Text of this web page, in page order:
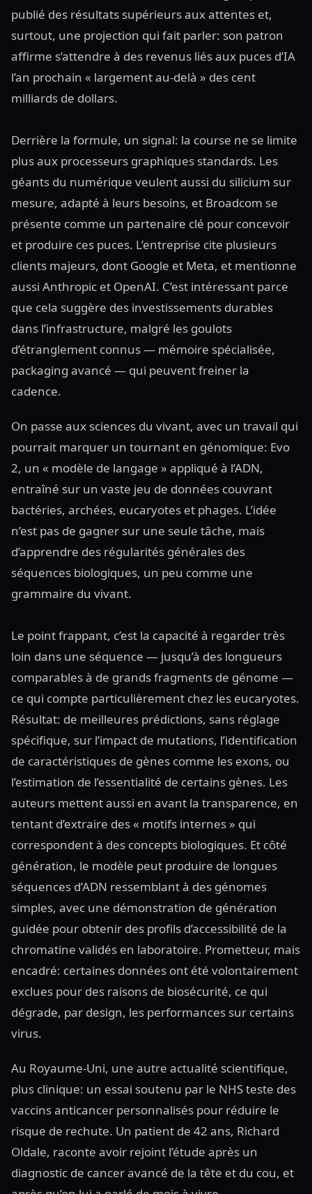
publié des résultats supérieurs aux attentes et,
surtout, une projection qui fait parler: son patron
affirme s’attendre à des revenus liés aux puces d’IA
l’an prochain « largement au-delà » des cent
milliards de dollars.
Derrière la formule, un signal: la course ne se limite
plus aux processeurs graphiques standards. Les
géants du numérique veulent aussi du silicium sur
mesure, adapté à leurs besoins, et Broadcom se
présente comme un partenaire clé pour concevoir
et produire ces puces. L’entreprise cite plusieurs
clients majeurs, dont Google et Meta, et mentionne
aussi Anthropic et OpenAI. C’est intéressant parce
que cela suggère des investissements durables
dans l’infrastructure, malgré les goulots
d’étranglement connus — mémoire spécialisée,
packaging avancé — qui peuvent freiner la
cadence.
On passe aux sciences du vivant, avec un travail qui
pourrait marquer un tournant en génomique: Evo
2, un « modèle de langage » appliqué à l’ADN,
entraîné sur un vaste jeu de données couvrant
bactéries, archées, eucaryotes et phages. L’idée
n’est pas de gagner sur une seule tâche, mais
d’apprendre des régularités générales des
séquences biologiques, un peu comme une
grammaire du vivant.
Le point frappant, c’est la capacité à regarder très
loin dans une séquence — jusqu’à des longueurs
comparables à de grands fragments de génome —
ce qui compte particulièrement chez les eucaryotes.
Résultat: de meilleures prédictions, sans réglage
spécifique, sur l’impact de mutations, l’identification
de caractéristiques de gènes comme les exons, ou
l’estimation de l’essentialité de certains gènes. Les
auteurs mettent aussi en avant la transparence, en
tentant d’extraire des « motifs internes » qui
correspondent à des concepts biologiques. Et côté
génération, le modèle peut produire de longues
séquences d’ADN ressemblant à des génomes
simples, avec une démonstration de génération
guidée pour obtenir des profils d’accessibilité de la
chromatine validés en laboratoire. Prometteur, mais
encadré: certaines données ont été volontairement
exclues pour des raisons de biosécurité, ce qui
dégrade, par design, les performances sur certains
virus.
Au Royaume-Uni, une autre actualité scientifique,
plus clinique: un essai soutenu par le NHS teste des
vaccins anticancer personnalisés pour réduire le
risque de rechute. Un patient de 42 ans, Richard
Oldale, raconte avoir rejoint l’étude après un
diagnostic de cancer avancé de la tête et du cou, et